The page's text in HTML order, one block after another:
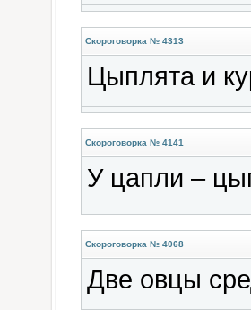
Скороговорка № 4313
Цыплята и
Скороговорка № 4141
У цапли –
Скороговорка № 4068
Две овцы